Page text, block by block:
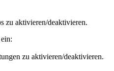
zu aktivieren/deaktivieren.
zu aktivieren/deaktivieren.